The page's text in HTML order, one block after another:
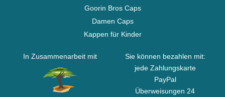
Goorin Bros Caps
Damen Caps
Kappen für Kinder
In Zusammenarbeit mit
Sie können bezahlen mit:
jede Zahlungskarte
PayPal
Überweisungen 24